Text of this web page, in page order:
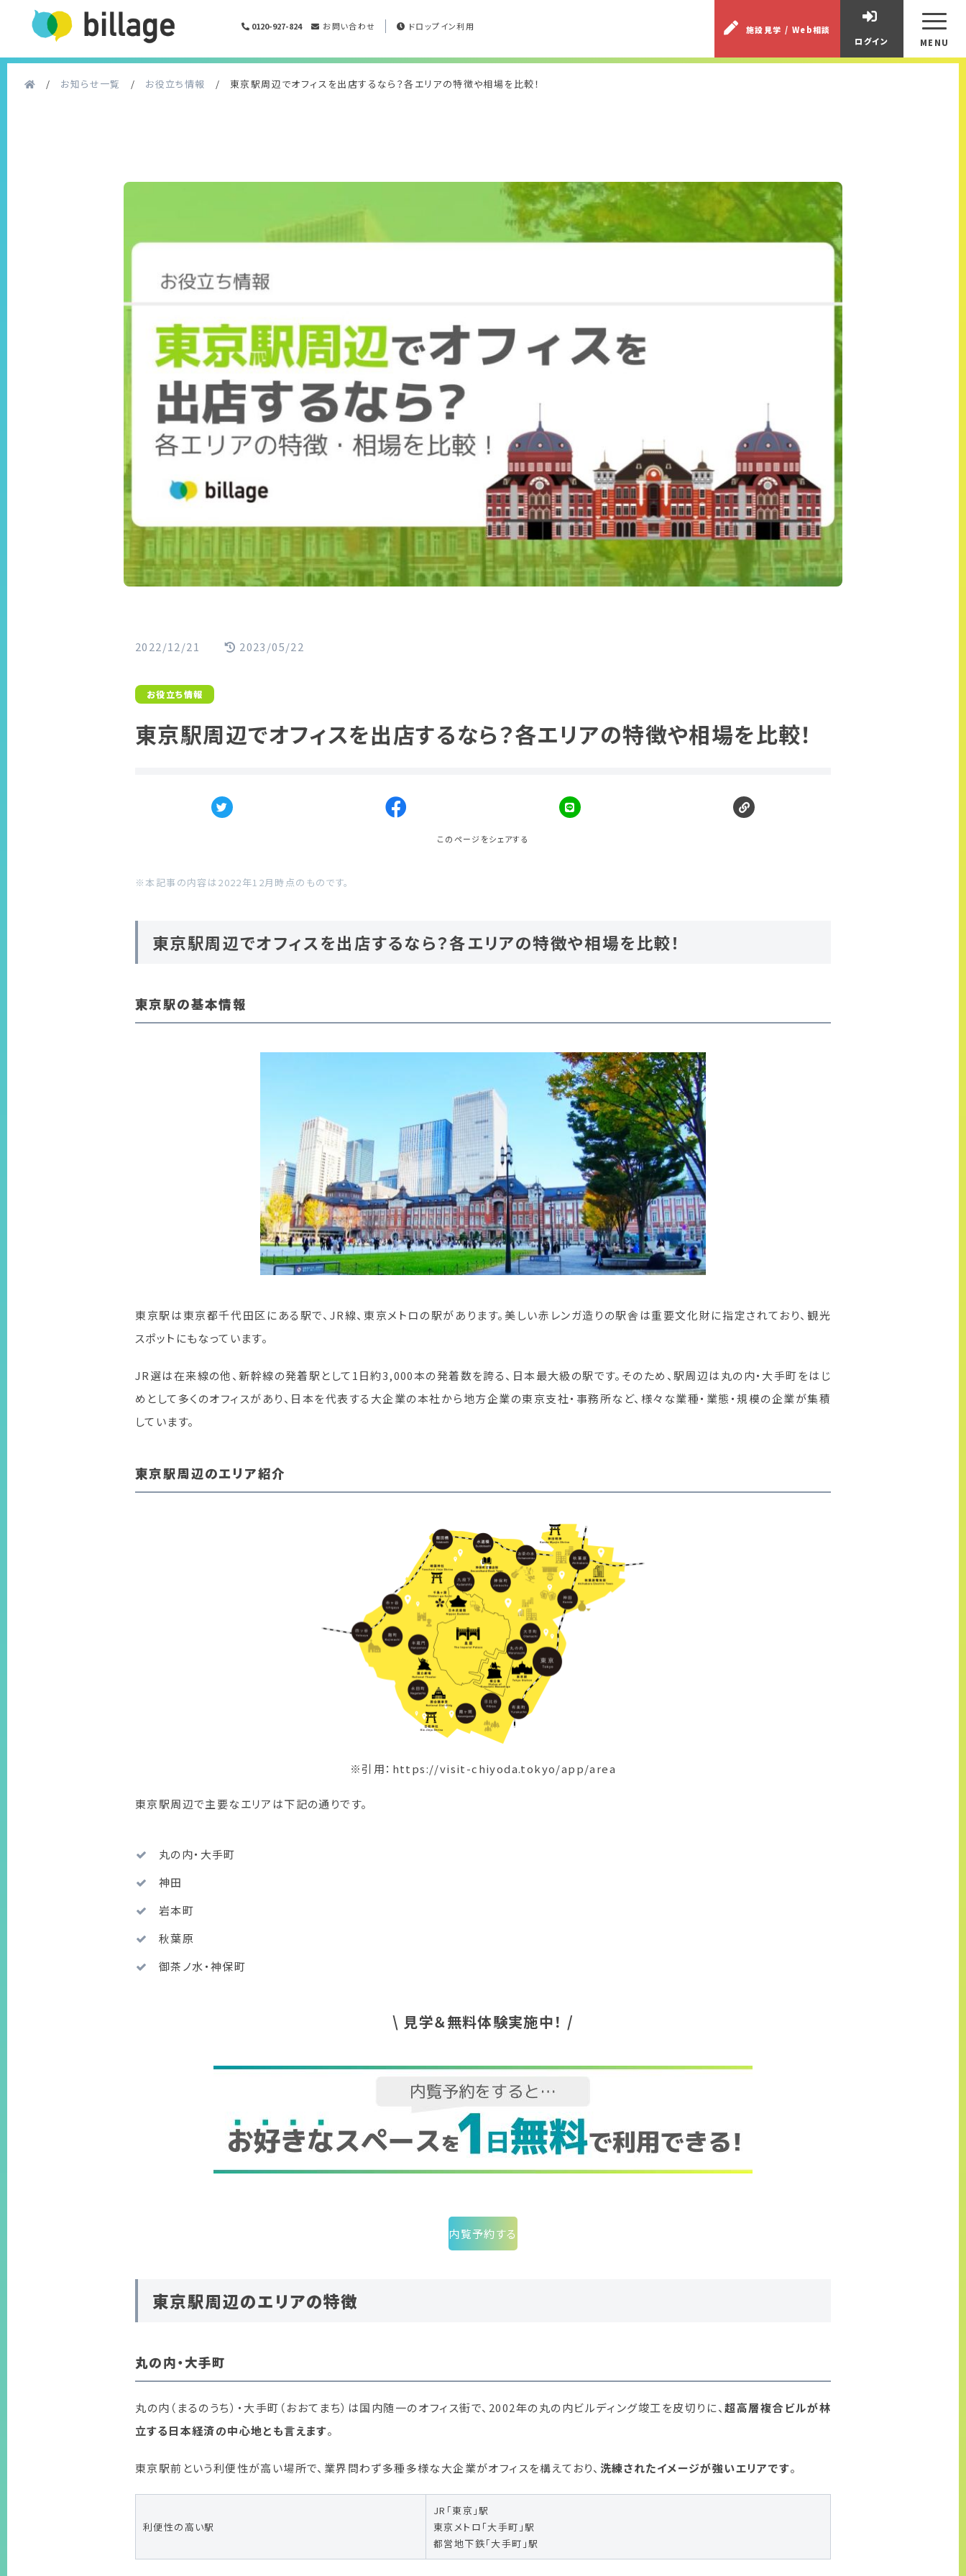
0120-927-824 お問い合わせ ドロップイン利用
施設見学 / Web相談
ログイン
MENU
/ お知らせ一覧 / お役立ち情報 / 東京駅周辺でオフィスを出店するなら？各エリアの特徴や相場を比較！
2022/12/21 2023/05/22
お役立ち情報
東京駅周辺でオフィスを出店するなら？各エリアの特徴や相場を比較！
このページをシェアする
※本記事の内容は2022年12月時点のものです。
東京駅周辺でオフィスを出店するなら？各エリアの特徴や相場を比較！
東京駅の基本情報
東京駅は東京都千代田区にある駅で、JR線、東京メトロの駅があります。美しい赤レンガ造りの駅舎は重要文化財に指定されており、観光
スポットにもなっています。
JR選は在来線の他、新幹線の発着駅として1日約3,000本の発着数を誇る、日本最大級の駅です。そのため、駅周辺は丸の内・大手町をはじ
めとして多くのオフィスがあり、日本を代表する大企業の本社から地方企業の東京支社・事務所など、様々な業種・業態・規模の企業が集積
しています。
東京駅周辺のエリア紹介
※引用：https://visit-chiyoda.tokyo/app/area
東京駅周辺で主要なエリアは下記の通りです。
丸の内・大手町
神田
岩本町
秋葉原
御茶ノ水・神保町
\ 見学＆無料体験実施中！ /
内覧予約する
東京駅周辺のエリアの特徴
丸の内・大手町
丸の内（まるのうち）・大手町（おおてまち）は国内随一のオフィス街で、2002年の丸の内ビルディング竣工を皮切りに、超高層複合ビルが林
立する日本経済の中心地とも言えます。
東京駅前という利便性が高い場所で、業界問わず多種多様な大企業がオフィスを構えており、 洗練されたイメージが強いエリアです。
利便性の高い駅
JR「東京」駅
東京メトロ「大手町」駅
都営地下鉄「大手町」駅